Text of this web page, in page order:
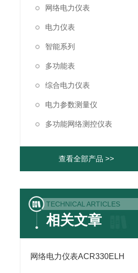
网络电力仪表
电力仪表
智能系列
多功能表
综合电力仪表
电力参数测量仪
多功能网络测控仪表
查看全部产品 >>
TECHNICAL ARTICLES
相关文章
网络电力仪表ACR330ELH